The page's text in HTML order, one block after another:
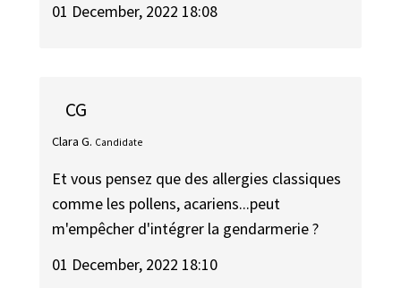
01 December, 2022 18:08
CG
Clara G. Candidate
Et vous pensez que des allergies classiques
comme les pollens, acariens...peut
m'empêcher d'intégrer la gendarmerie ?
01 December, 2022 18:10